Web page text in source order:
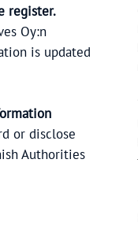
register.
Oy:n
is updated
or disclose
Authorities